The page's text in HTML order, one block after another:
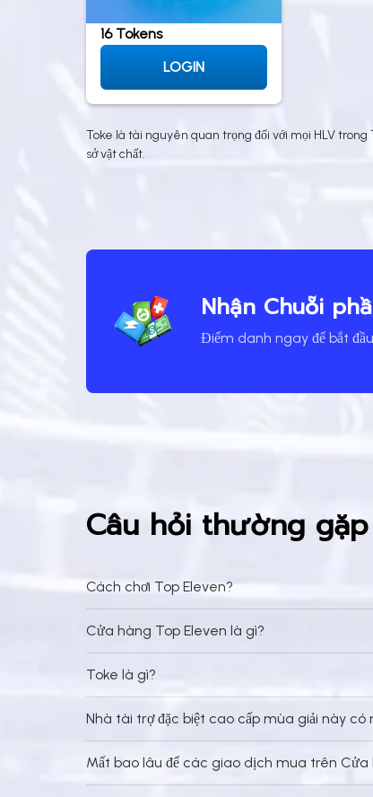
16 Tokens
LOGIN
Toke là tài nguyên quan trọng đối với mọi HLV trong
sở vật chất.
Nhận Chuỗi
Điểm danh ngay để bắt
Câu hỏi thường gặp
Cách chơi Top Eleven?
Cửa hàng Top Eleven là gì?
Toke là gì?
Nhà tài trợ đặc biệt cao cấp mùa giải này có
Mất bao lâu để các giao dịch mua trên